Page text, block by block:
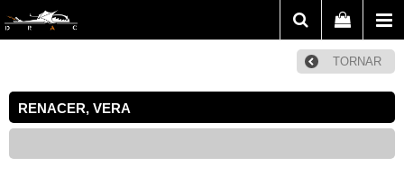
TORNAR
RENACER, VERA